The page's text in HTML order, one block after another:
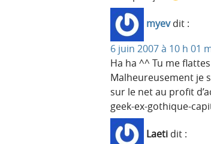
myev dit :
6 juin 2007 à 10 h 01
Ha ha ^^ Tu me
Malheureusement je
sur le net au profit
geek-ex-gothique-
Laeti dit :